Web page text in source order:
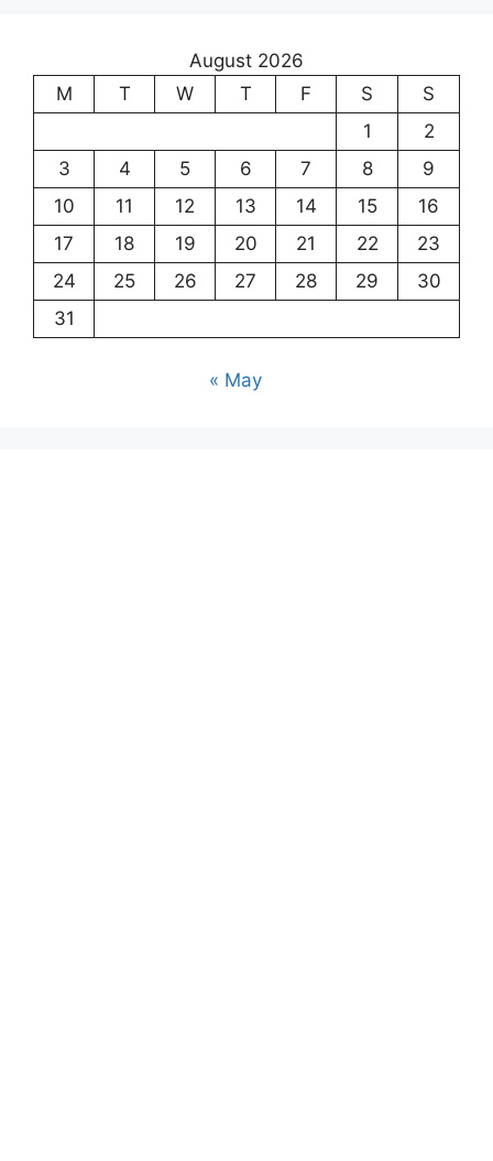
August 2026
M
T W T F S
S
1
2
3
4 5 6 7 8
9
10
11 12 13 14 15
16
17
18 19 20 21 22
23
24
25 26 27 28 29
30
31
« May